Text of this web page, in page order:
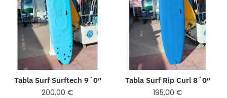
Tabla Surf Surftech 9´0″
200,00€
Tabla Surf Rip Curl 8´0″
195,00 €